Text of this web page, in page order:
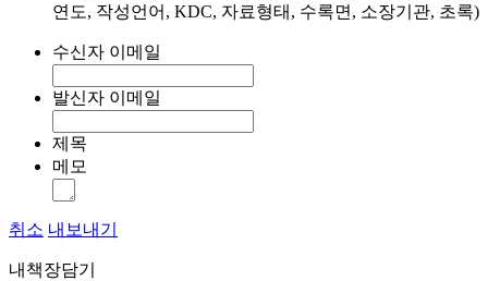
연도, 작성언어, KDC, 자료형태, 수록면, 소장기관, 초록)
수신자 이메일
발신자 이메일
제목
메모
취소 내보내기
내책장담기